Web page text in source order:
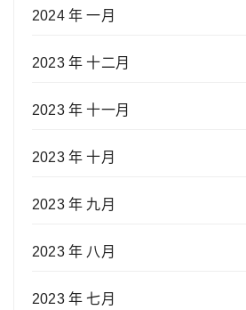
2024 年 一月
2023 年 十二月
2023 年 十一月
2023 年 十月
2023 年 九月
2023 年 八月
2023 年 七月